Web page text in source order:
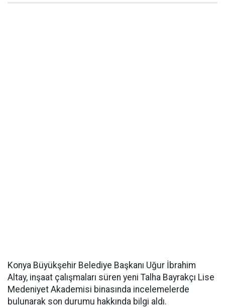
Konya Büyükşehir Belediye Başkanı Uğur İbrahim
Altay, inşaat çalışmaları süren yeni Talha Bayrakçı Lise
Medeniyet Akademisi binasında incelemelerde
bulunarak son durumu hakkında bilgi aldı.